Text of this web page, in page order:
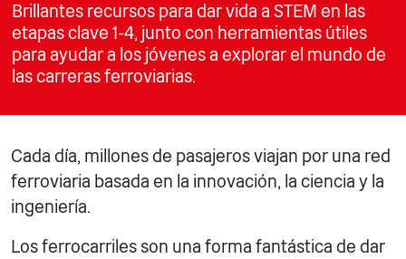
Brillantes recursos para dar vida a STEM en las
etapas clave 1-4, junto con herramientas útiles
para ayudar a los jóvenes a explorar el mundo de
las carreras ferroviarias.
Cada día, millones de pasajeros viajan por una red
ferroviaria basada en la innovación, la ciencia y la
ingeniería.
Los ferrocarriles son una forma fantástica de dar